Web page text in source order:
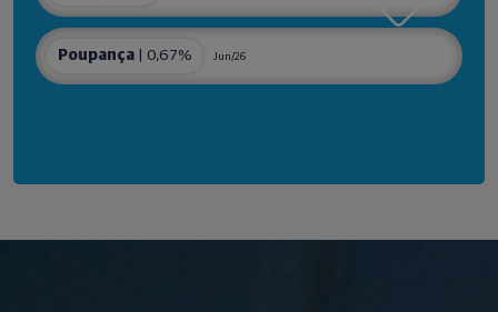
Poupança | 0,67% Jun/26